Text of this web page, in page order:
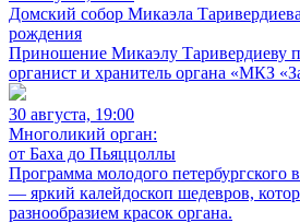
Домский собор Микаэла
рождения
Приношение Микаэлу Таривердиеву
органист и хранитель органа «МКЗ
30 августа, 19:00
Многоликий орган:
от Баха до Пьяццоллы
Программа молодого петербургского
— яркий калейдоскоп шедевров,
разнообразием красок органа.